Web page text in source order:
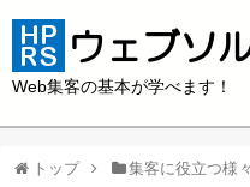
Web集客の基本が学べます！
トップ 集客に役立つ様